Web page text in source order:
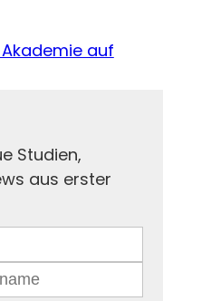
auf
Studien,
aus erster